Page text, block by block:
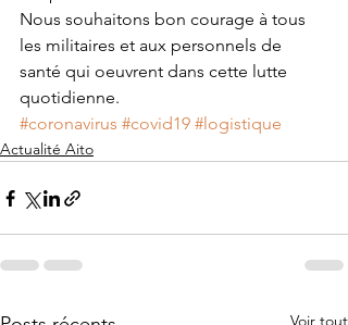
Nous souhaitons bon courage à tous
les militaires et aux personnels de
santé qui oeuvrent dans cette lutte
quotidienne.
#coronavirus #covid19 #logistique
Actualité Aito
Voir tout